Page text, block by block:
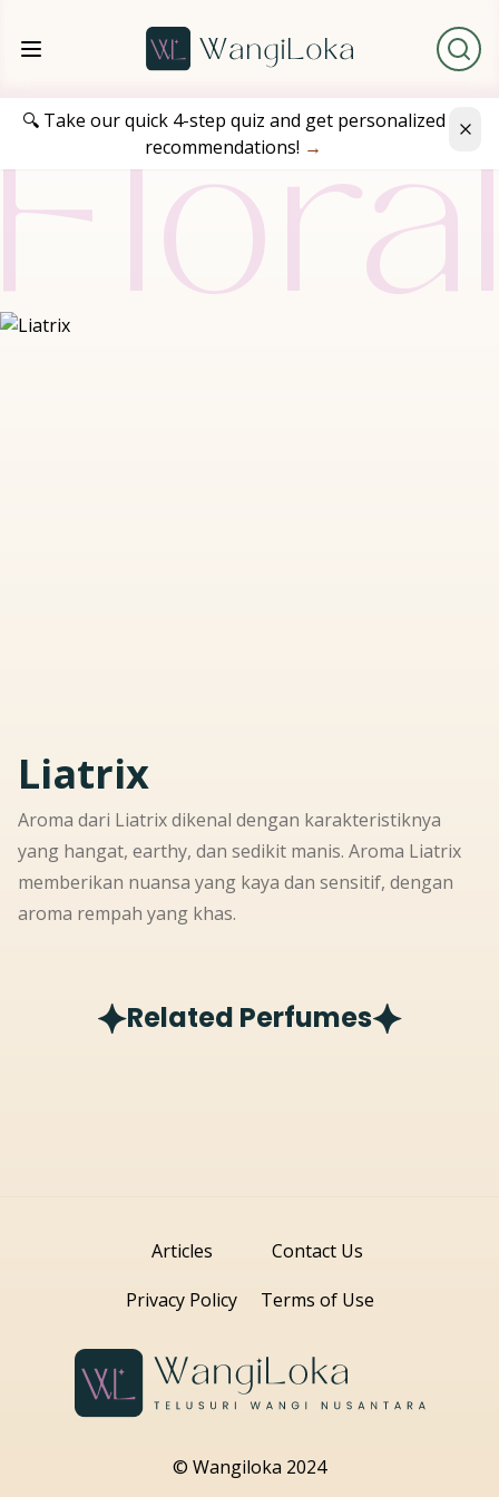
🔍 Take our quick 4-step quiz and get personalized
recommendations! →
Liatrix
Aroma dari Liatrix dikenal dengan karakteristiknya
yang hangat, earthy, dan sedikit manis. Aroma Liatrix
memberikan nuansa yang kaya dan sensitif, dengan
aroma rempah yang khas.
Related Perfumes
Articles
Contact Us
Privacy Policy
Terms of Use
© Wangiloka 2024